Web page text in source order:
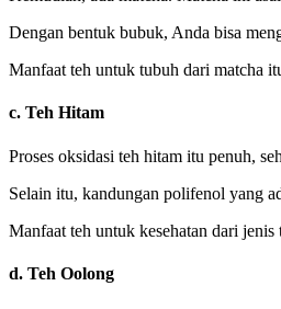
Dengan bentuk bubuk, Anda bisa
Manfaat teh untuk tubuh dari matcha
c. Teh Hitam
Proses oksidasi teh hitam itu penuh,
Selain itu, kandungan polifenol yang
Manfaat teh untuk kesehatan dari jenis
d. Teh Oolong